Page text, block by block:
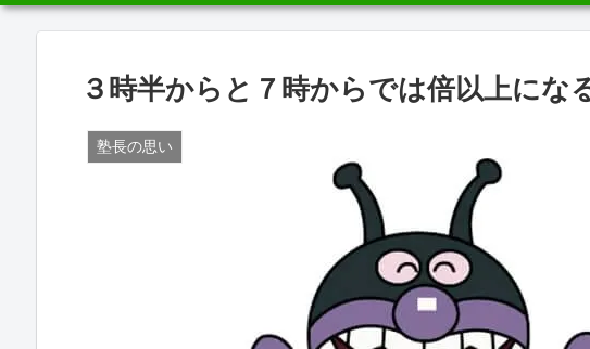
３時半からと７時からでは倍以上にな
塾長の思い